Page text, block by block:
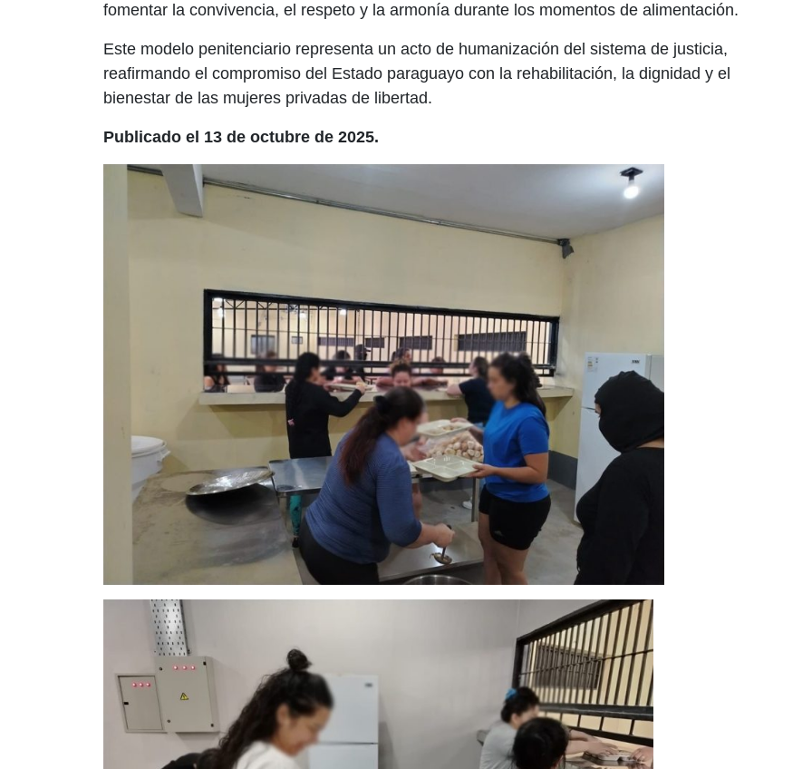
fomentar la convivencia, el respeto y la armonía durante los momentos de alimentación.
Este modelo penitenciario representa un acto de humanización del sistema de justicia,
reafirmando el compromiso del Estado paraguayo con la rehabilitación, la dignidad y el
bienestar de las mujeres privadas de libertad.
Publicado el 13 de octubre de 2025.